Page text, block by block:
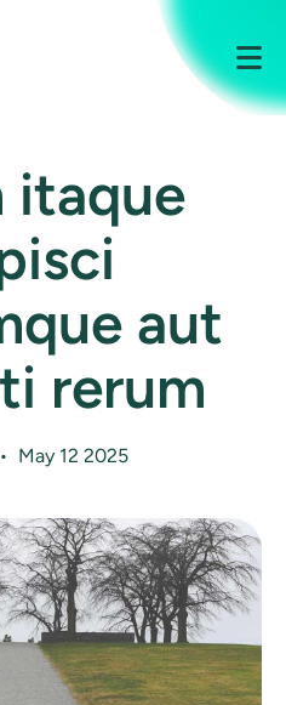
itaque
aut
rerum
May 12 2025